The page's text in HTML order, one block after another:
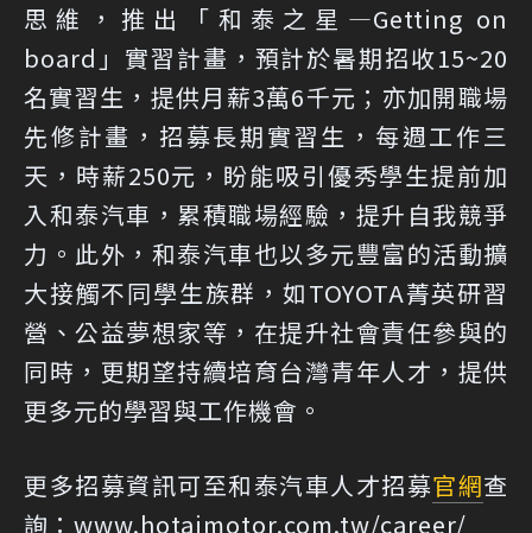
思維，推出「和泰之星—Getting on
board」實習計畫，預計於暑期招收15~20
名實習生，提供月薪3萬6千元；亦加開職場
先修計畫，招募長期實習生，每週工作三
天，時薪250元，盼能吸引優秀學生提前加
入和泰汽車，累積職場經驗，提升自我競爭
力。此外，和泰汽車也以多元豐富的活動擴
大接觸不同學生族群，如TOYOTA菁英研習
營、公益夢想家等，在提升社會責任參與的
同時，更期望持續培育台灣青年人才，提供
更多元的學習與工作機會。
更多招募資訊可至和泰汽車人才招募官網查
詢：www.hotaimotor.com.tw/career/